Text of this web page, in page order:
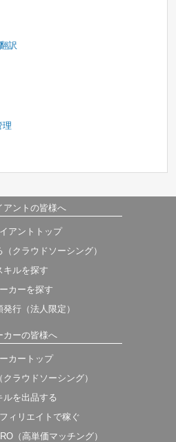
訳
理
アントの皆様へ
アントトップ
クラウドソーシング）
キルを探す
カーを探す
行（法人限定）
カーの皆様へ
カートップ
ラウドソーシング）
ルを出品する
ィリエイトで稼ぐ
（高単価マッチング）